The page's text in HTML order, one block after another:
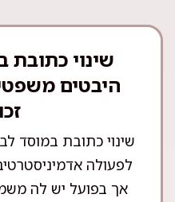
שינוי כתובת
היבטים
שינוי כתובת במוסד
לפעולה
אך בפועל יש לה